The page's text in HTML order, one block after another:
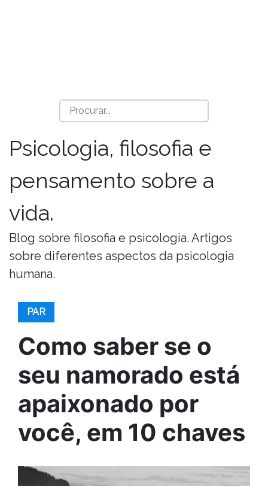
Psicologia, filosofia e
pensamento sobre a
vida.
Blog sobre filosofia e psicologia. Artigos
sobre diferentes aspectos da psicologia
humana.
PAR
Como saber se o
seu namorado está
apaixonado por
você, em 10 chaves